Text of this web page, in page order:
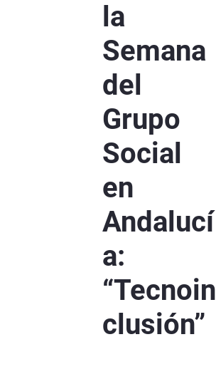
la
Semana
del
Grupo
Social
en
Andalucí
a:
“Tecnoin
clusión”